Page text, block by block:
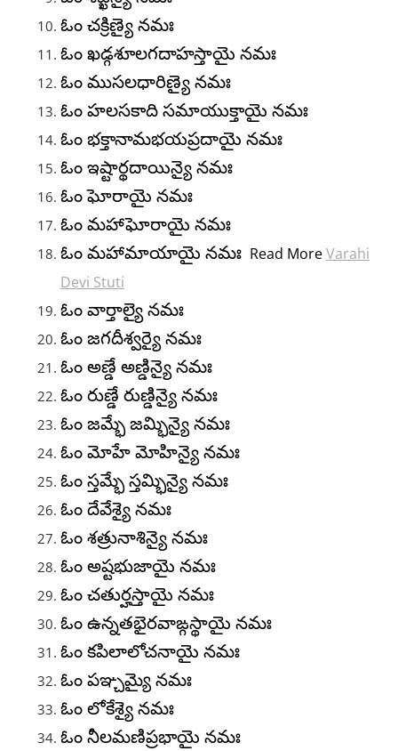
ఓం చక్రిణ్యై నమః
ఓం ఖడ్గశూలగదాహస్తాయై నమః
ఓం ముసలధారిణ్యై నమః
ఓం హలసకాది సమాయుక్తాయై నమః
ఓం భక్తానామభయప్రదాయై నమః
ఓం ఇష్టార్థదాయిన్యై నమః
ఓం ఘోరాయై నమః
ఓం మహాఘోరాయై నమః
ఓం మహామాయాయై నమః Read MoreVarahi
Devi Stuti
ఓం వార్తాల్యై నమః
ఓం జగదీశ్వర్యై నమః
ఓం అణ్డే అణ్డిన్యై నమః
ఓం రుణ్డే రుణ్డిన్యై నమః
ఓం జమ్భే జమ్భిన్యై నమః
ఓం మోహే మోహిన్యై నమః
ఓం స్తమ్భే స్తమ్భిన్యై నమః
ఓం దేవేశ్యై నమః
ఓం శత్రునాశిన్యై నమః
ఓం అష్టభుజాయై నమః
ఓం చతుర్హస్తాయై నమః
ఓం ఉన్నతభైరవాఙ్గస్థాయై నమః
ఓం కపిలాలోచనాయై నమః
ఓం పఞ్చమ్యై నమః
ఓం లోకేశ్యై నమః
ఓం నీలమణిప్రభాయై నమః